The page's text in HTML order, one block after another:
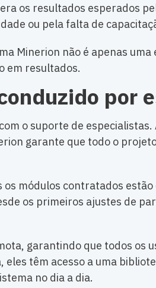
os resultados esperados
ou pela falta de
Minerion não é apenas uma
em resultados.
por
o suporte de
garante que todo o
módulos contratados
os primeiros ajustes de
garantindo que todos os
têm acesso a uma
no dia a dia.